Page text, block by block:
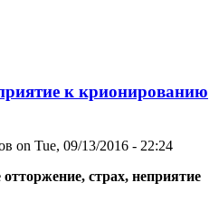
к крионированию
on Tue, 09/13/2016 - 22:24
страх, неприятие